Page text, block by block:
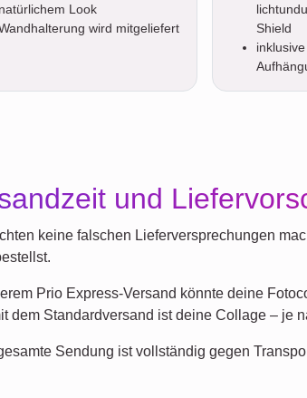
natürlichem Look
wird mitgeliefert
Shield
und
keine falschen Lieferversprechungen
Prio Express-Versand könnte deine
dem Standardversand ist deine Collage – je
Sendung ist vollständig gegen